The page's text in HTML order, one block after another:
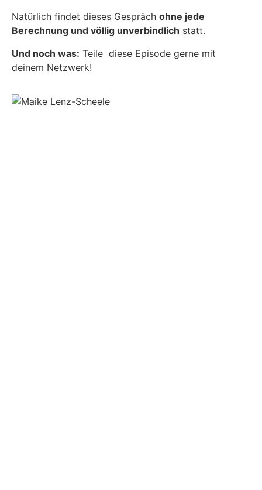
Natürlich findet dieses Gespräch ohne jede
Berechnung und völlig unverbindlich statt.
Und noch was: Teile diese Episode gerne mit
deinem Netzwerk!